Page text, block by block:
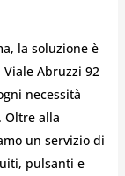
la soluzione è
Abruzzi 92
necessità
Oltre alla
un servizio di
pulsanti e